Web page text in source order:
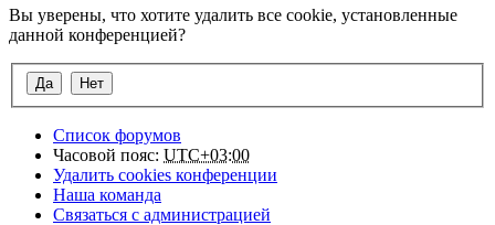
Вы уверены, что хотите удалить все cookie, установленные
данной конференцией?
Список форумов
Часовой пояс: UTC+03:00
Удалить cookies конференции
Наша команда
Связаться с администрацией